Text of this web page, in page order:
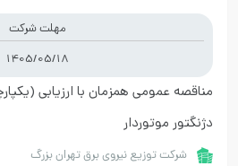
مهلت شرکت
1405/05/18
مناقصه عمومی همزمان با ارزیابی
دژنگتور موتوردار
شرکت توزيع نيروي برق تهران بزرگ